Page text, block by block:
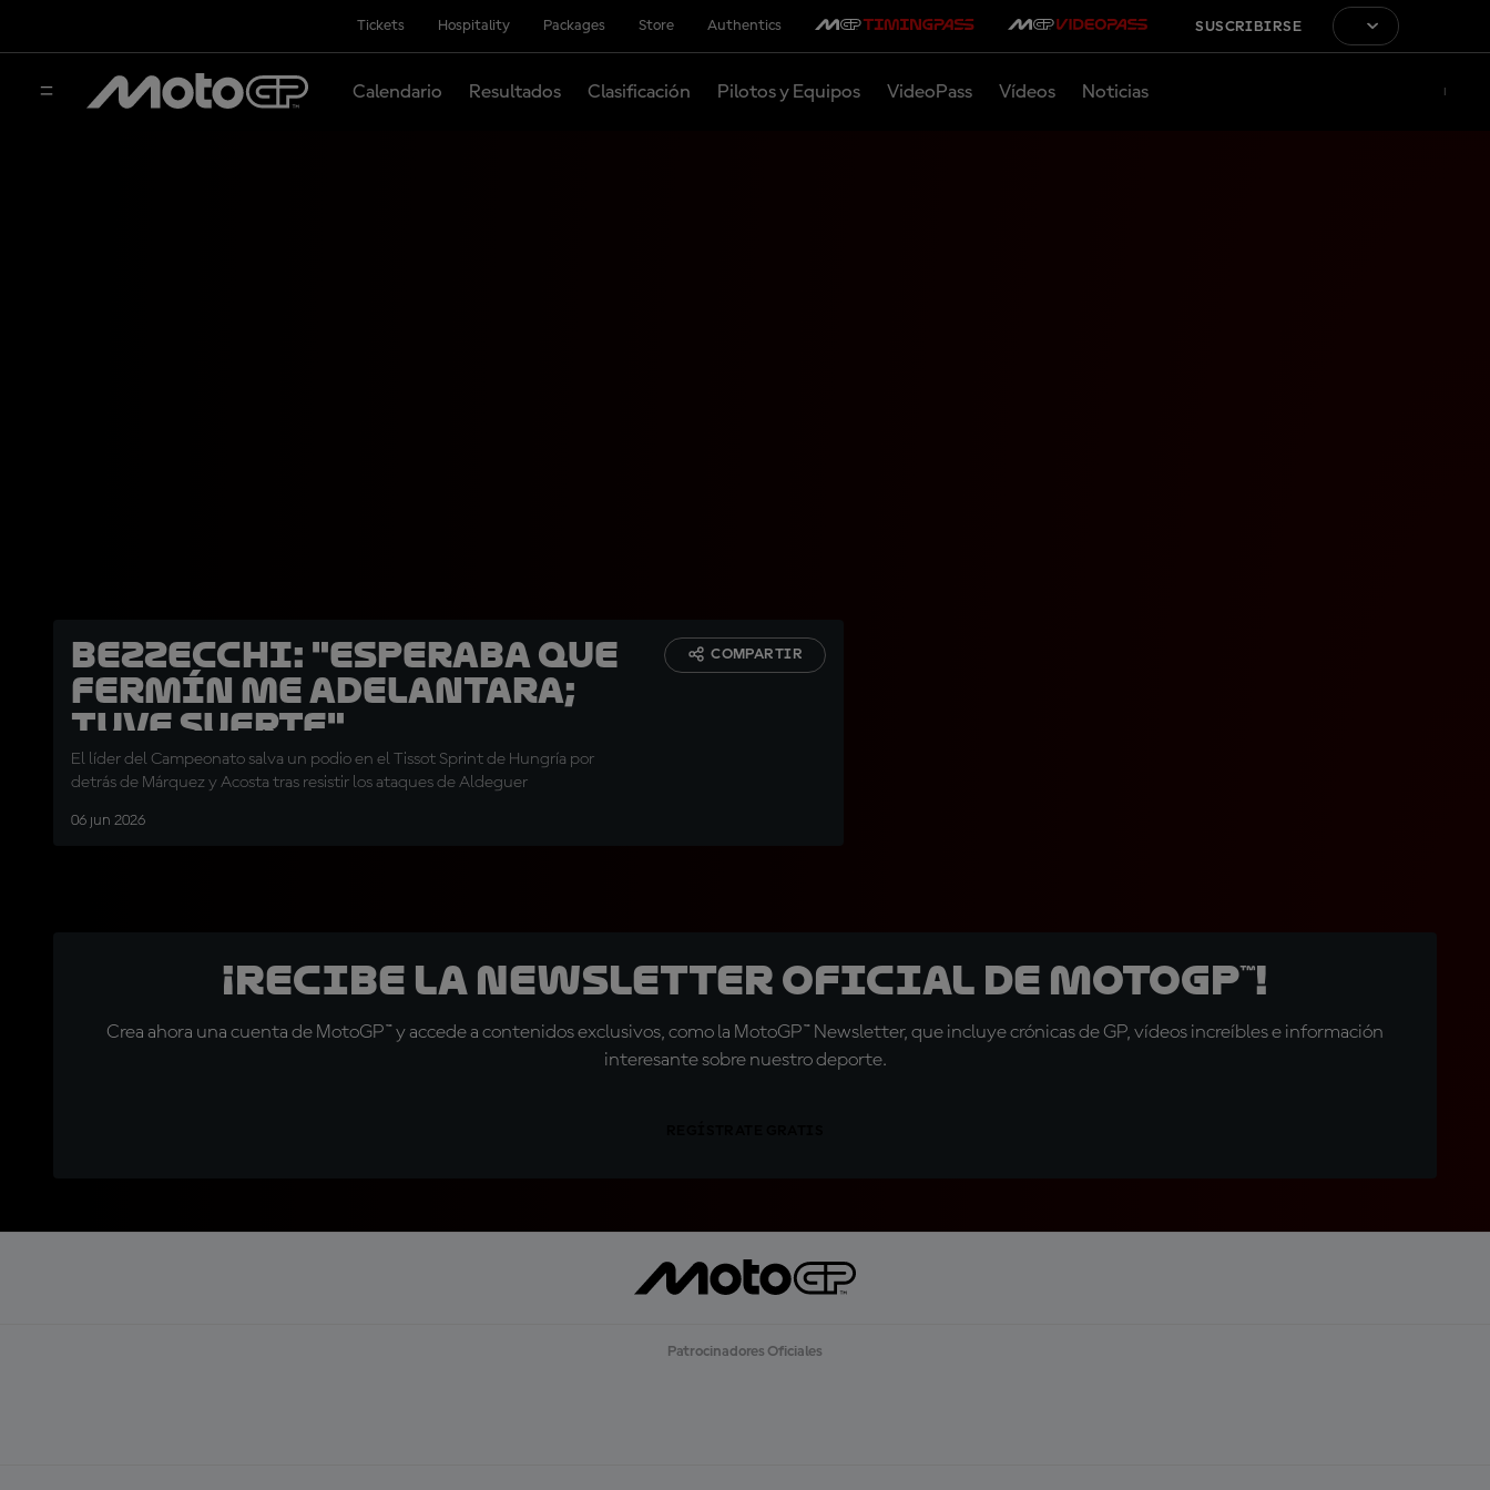
Tickets Hospitality Packages Store Authentics SUSCRIBIRSE
Calendario Resultados Clasificación Pilotos y Equipos VideoPass Vídeos Noticias
Bezzecchi: "Esperaba que
Fermín me adelantara;
tuve suerte"
El líder del Campeonato salva un podio en el Tissot Sprint de Hungría por
detrás de Márquez y Acosta tras resistir los ataques de Aldeguer
06 jun 2026
COMPARTIR
¡Recibe la Newsletter oficial de MotoGP™!
Crea ahora una cuenta de MotoGP™ y accede a contenidos exclusivos, como la MotoGP™ Newsletter, que incluye crónicas de GP, vídeos increíbles e información
interesante sobre nuestro deporte.
Patrocinadores Oficiales